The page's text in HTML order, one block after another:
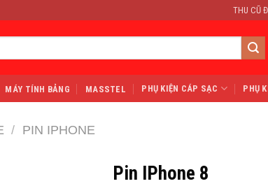
THU CŨ
MÁY TÍNH BẢNG MASSTEL PHỤ KIỆN CÁP SẠC PHỤ
/ PIN IPHONE
Pin IPhone 8